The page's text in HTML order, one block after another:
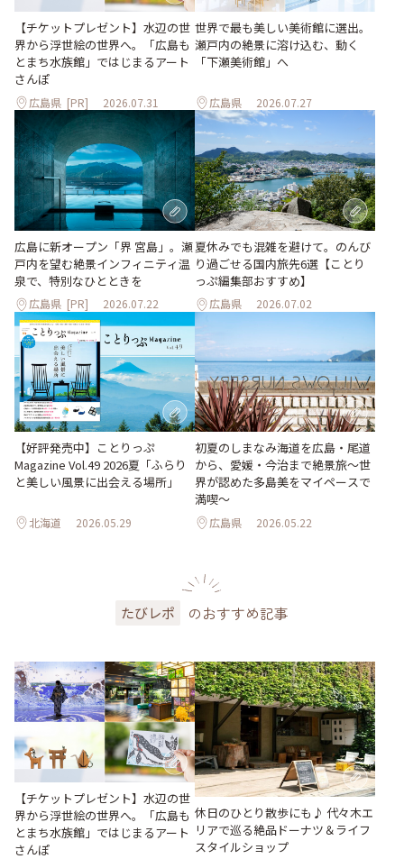
【チケットプレゼント】水辺の世
界から浮世絵の世界へ。「広島も
とまち水族館」ではじまるアート
さんぽ
広島県 [PR] 2026.07.31
世界で最も美しい美術館に選出。
瀬戸内の絶景に溶け込む、動く
「下瀬美術館」へ
広島県 2026.07.27
広島に新オープン「界 宮島」。瀬
戸内を望む絶景インフィニティ温
泉で、特別なひとときを
広島県 [PR] 2026.07.22
夏休みでも混雑を避けて。のんび
り過ごせる国内旅先6選【ことり
っぷ編集部おすすめ】
広島県 2026.07.02
【好評発売中】ことりっぷ
Magazine Vol.49 2026夏「ふらり
と美しい風景に出会える場所」
北海道 2026.05.29
初夏のしまなみ海道を広島・尾道
から、愛媛・今治まで絶景旅〜世
界が認めた多島美をマイペースで
満喫〜
広島県 2026.05.22
たびレポ のおすすめ記事
【チケットプレゼント】水辺の世
界から浮世絵の世界へ。「広島も
とまち水族館」ではじまるアート
さんぽ
休日のひとり散歩にも♪ 代々木エ
リアで巡る絶品ドーナツ＆ライフ
スタイルショップ